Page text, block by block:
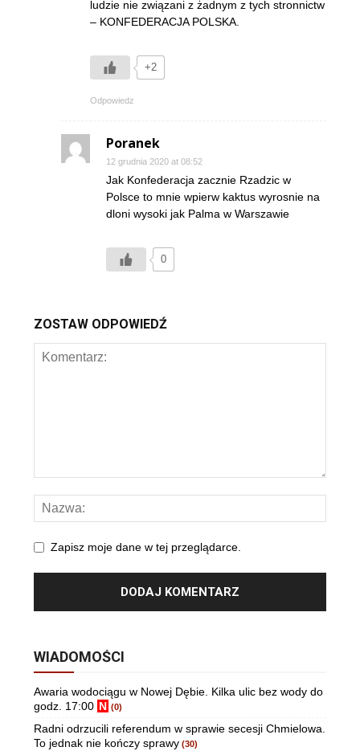
ludzie nie związani z żadnym z tych stronnictw
– KONFEDERACJA POLSKA.
+2
Odpowiedz
Poranek
12 grudnia 2020 at 08:52
Jak Konfederacja zacznie Rzadzic w
Polsce to mnie wpierw kaktus wyrosnie na
dloni wysoki jak Palma w Warszawie
0
ZOSTAW ODPOWIEDŹ
Zapisz moje dane w tej przeglądarce.
WIADOMOŚCI
Awaria wodociągu w Nowej Dębie. Kilka ulic bez wody do
godz. 17:00 N (0)
Radni odrzucili referendum w sprawie secesji Chmielowa.
To jednak nie kończy sprawy (30)